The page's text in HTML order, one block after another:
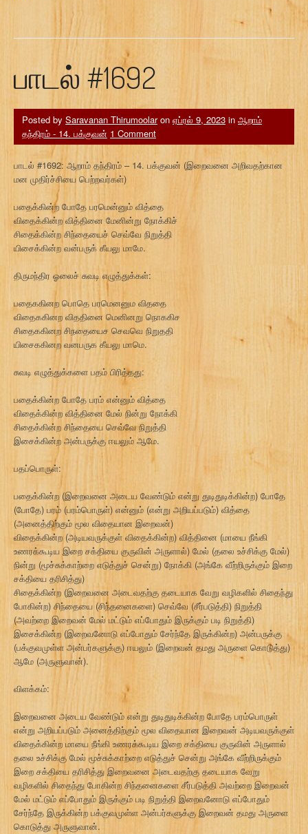
பாடல் #1692
Posted by Saravanan Thirumoolaron ஏப்ரல் 9, 2023 in ஆறாம்
தந்திரம் - 14. பக்குவன் 1 Comment
பாடல் #1692: ஆறாம் தந்திரம் – 14. பக்குவன் (இறைவனை அறிவதற்கான
மன முதிர்ச்சியை பெற்றவர்கள்)
பதைக்கின்ற போதே பரமென்னும் வித்தை
விதைக்கின்ற வித்தினை மேனின்று நோக்கிச்
சிதைக்கின்ற சிந்தையைச் செவ்வே நிறுத்தி
யிசைக்கின்ற வன்பருக் கீயலு மாமே.
திருமந்திர ஓலைச் சுவடி எழுத்துக்கள்:
பதைககினற பொதெ பரமெனனும விததை
விதைககினற விததினை மெனினறு நொககிச
சிதைககினற சிநதையைச செவவெ நிறுததி
யிசைககினற வனபருக கீயலு மாமெ.
சுவடி எழுத்துக்களை பதம் பிரித்தது:
பதைக்கின்ற போதே பரம் என்னும் வித்தை
விதைக்கின்ற வித்தினை மேல் நின்று நோக்கி
சிதைக்கின்ற சிந்தையை செவ்வே நிறுத்தி
இசைக்கின்ற அன்பருக்கு ஈயலும் ஆமே.
பதப்பொருள்:
பதைக்கின்ற (இறைவனை அடைய வேண்டும் என்று துடிதுடிக்கின்ற) போதே
(போதே) பரம் (பரம்பொருள்) என்னும் (என்று அறியப்படும்) வித்தை
(அனைத்திற்கும் மூல விதையான இறைவன்)
விதைக்கின்ற (அடியவருக்குள் விதைக்கின்ற) வித்தினை (மாயை நீங்கி
உணரக்கூடிய இறை சக்தியை குருவின் அருளால்) மேல் (தலை உச்சிக்கு மேல்)
நின்று (மூச்சுக்காற்றை எடுத்துச் சென்று) நோக்கி (அங்கே வீற்றிருக்கும் இறை
சக்தியை தரிசித்து)
சிதைக்கின்ற (இறைவனை அடைவதற்கு தடையாக வேறு வழிகளில் சிதைந்து
போகின்ற) சிந்தையை (சிந்தனைகளை) செவ்வே (சீர்படுத்தி) நிறுத்தி
(அவற்றை இறைவன் மேல் மட்டும் எப்போதும் இருக்கும் படி நிறுத்தி)
இசைக்கின்ற (இறைவனோடு எப்போதும் சேர்ந்தே இருக்கின்ற) அன்பருக்கு
(பக்குவமுள்ள அன்பர்களுக்கு) ஈயலும் (இறைவன் தமது அருளை கொடுத்து)
ஆமே (அருளுவான்).
விளக்கம்:
இறைவனை அடைய வேண்டும் என்று துடிதுடிக்கின்ற போதே பரம்பொருள்
என்று அறியப்படும் அனைத்திற்கும் மூல விதையான இறைவன் அடியவருக்குள்
விதைக்கின்ற மாயை நீங்கி உணரக்கூடிய இறை சக்தியை குருவின் அருளால்
தலை உச்சிக்கு மேல் மூச்சுக்காற்றை எடுத்துச் சென்று அங்கே வீற்றிருக்கும்
இறை சக்தியை தரிசித்து இறைவனை அடைவதற்கு தடையாக வேறு
வழிகளில் சிதைந்து போகின்ற சிந்தனைகளை சீர்படுத்தி அவற்றை இறைவன்
மேல் மட்டும் எப்போதும் இருக்கும் படி நிறுத்தி இறைவனோடு எப்போதும்
சேர்ந்தே இருக்கின்ற பக்குவமுள்ள அன்பர்களுக்கு இறைவன் தமது அருளை
கொடுத்து அருளுவான்.